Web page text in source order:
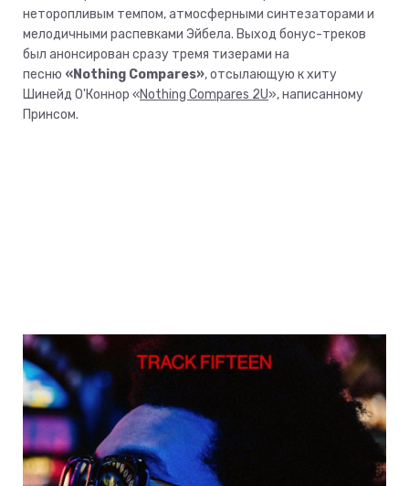
неторопливым темпом, атмосферными синтезаторами и
мелодичными распевками Эйбела. Выход бонус-треков
был анонсирован сразу тремя тизерами на
песню «Nothing Compares», отсылающую к хиту
Шинейд О'Коннор «Nothing Compares 2U», написанному
Принсом.